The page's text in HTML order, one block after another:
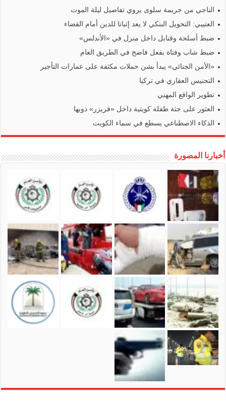
الناجي من جريمة سلوى يروي تفاصيل ليلة الموت
العتيبي: التحويل البنكي لا يعد إثباتا للدين أمام القضاء
ضبط أسلحة وقنابل داخل منزل في «الأندلس»
ضبط شاب وفتاة بفعل فاضح في الطريق العام
«الأمن الجنائي» يبدأ بشن حملات مكثفة على عمارات التأجير
التجنيس العقاري في تركيا
تطوير الواقع المهني
العثور على جثة طفلة كويتية داخل «فريزر» ذويها
الذكاء الاصطناعي يسطع في سماء الكويت
أخبارنا المصورة